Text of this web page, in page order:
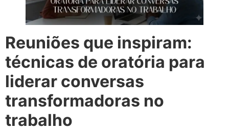
Reuniões que inspiram:
técnicas de oratória para
liderar conversas
transformadoras no
trabalho